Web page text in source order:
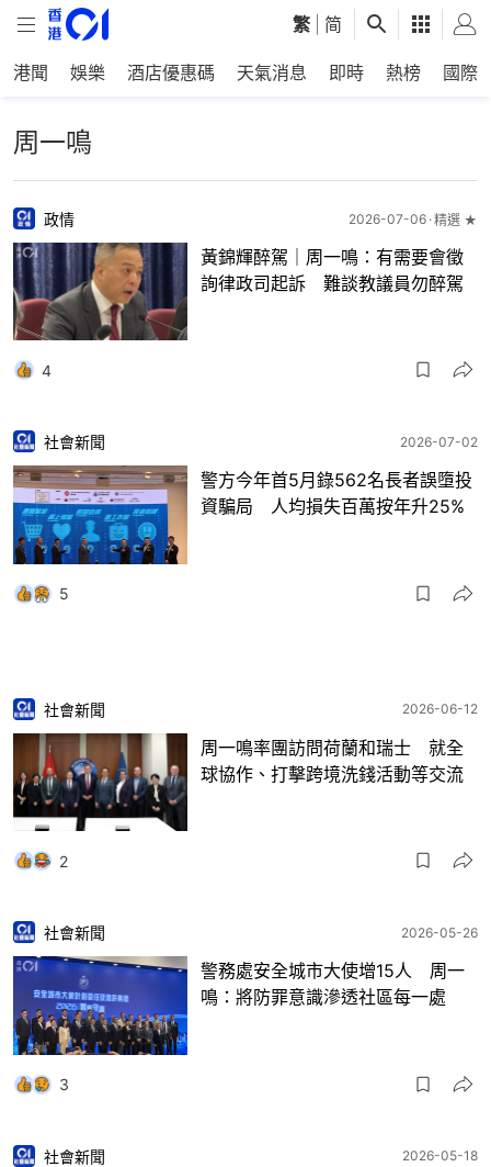
繁 简
港聞 娛樂 酒店優惠碼 天氣消息 即時 熱榜 國際
周一鳴
政情 2026-07-06 精選 ★
黃錦輝醉駕｜周一鳴：有需要會徵
詢律政司起訴 難談教議員勿醉駕
4
社會新聞 2026-07-02
警方今年首5月錄562名長者誤墮投
資騙局 人均損失百萬按年升25%
5
社會新聞 2026-06-12
周一鳴率團訪問荷蘭和瑞士 就全
球協作、打擊跨境洗錢活動等交流
2
社會新聞 2026-05-26
警務處安全城市大使增15人 周一
鳴：將防罪意識滲透社區每一處
3
社會新聞 2026-05-18